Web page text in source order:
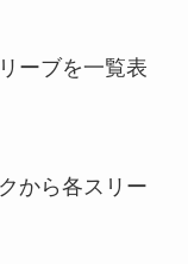
ーブを一覧表
から各スリー